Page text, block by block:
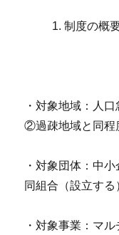
制度の概
・対象地域：人
②過疎地域と同程
・対象団体：中
同組合（設立する
・対象事業：マ